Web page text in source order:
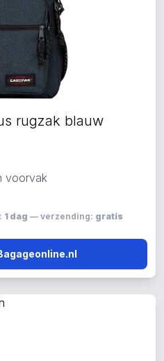
rugzak blauw
voorvak
1 dag — verzending: gratis